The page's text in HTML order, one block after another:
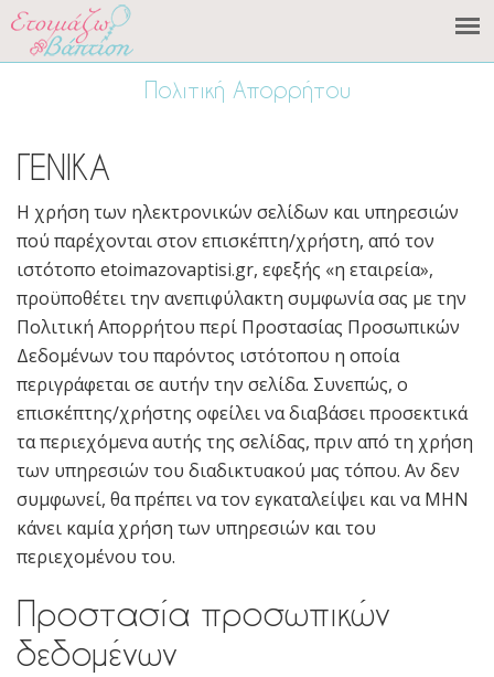
Πολιτική Απορρήτου
ΓΕΝΙΚΑ
Η χρήση των ηλεκτρονικών σελίδων και υπηρεσιών
πού παρέχονται στον επισκέπτη/χρήστη, από τον
ιστότοπο etoimazovaptisi.gr, εφεξής «η εταιρεία»,
προϋποθέτει την ανεπιφύλακτη συμφωνία σας με την
Πολιτική Απορρήτου περί Προστασίας Προσωπικών
Δεδομένων του παρόντος ιστότοπου η οποία
περιγράφεται σε αυτήν την σελίδα. Συνεπώς, ο
επισκέπτης/χρήστης οφείλει να διαβάσει προσεκτικά
τα περιεχόμενα αυτής της σελίδας, πριν από τη χρήση
των υπηρεσιών του διαδικτυακού μας τόπου. Αν δεν
συμφωνεί, θα πρέπει να τον εγκαταλείψει και να ΜΗΝ
κάνει καμία χρήση των υπηρεσιών και του
περιεχομένου του.
Προστασία προσωπικών
δεδομένων